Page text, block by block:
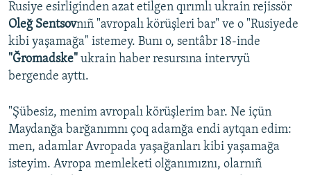
RFE/RS bütün saytları
Rusiye esirliginden azat etilgen qırımlı ukrain rejissör
Oleğ Sentsovnıñ "avropalı körüşleri bar" ve o "Rusiyede
kibi yaşamağa" istemey. Bunı o, sentâbr 18-inde
"Ğromadske" ukrain haber resursına intervyü
bergende ayttı.
"Şübesiz, menim avropalı körüşlerim bar. Ne içün
Maydanğa barğanımnı çoq adamğa endi aytqan edim:
men, adamlar Avropada yaşağanları kibi yaşamağa
isteyim. Avropa memleketi olğanımıznı, olarnıñ